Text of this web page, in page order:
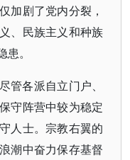
加剧了党内分裂，
、民族主义和种族
。
管各派自立门户、
守阵营中较为稳定
人士。宗教右翼的
潮中奋力保存基督